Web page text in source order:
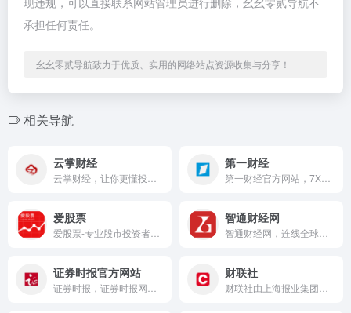
承担任何责任。
幺幺零贰导航致力于优质、实用的网络站点资源收集与分享！
相关导航
云掌财经 第一财经
爱股票 智通财经网
证券时报官方网站 财联社